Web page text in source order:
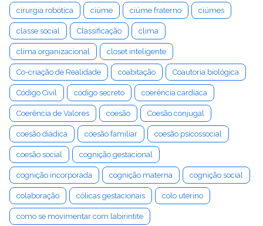
cirurgia robótica ciúme ciúme fraterno ciúmes
classe social Classificação clima
clima organizacional closet inteligente
Co-criação de Realidade coabitação Coautoria biológica
Código Civil código secreto coerência cardíaca
Coerência de Valores coesão Coesão conjugal
coesão diádica coesão familiar coesão psicossocial
coesão social cognição gestacional
cognição incorporada cognição materna cognição social
colaboração cólicas gestacionais colo uterino
como se movimentar com labirintite